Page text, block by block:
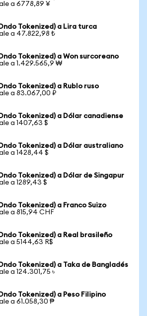
a 6778,89 ¥
Tokenized) a Lira turca
a 47.822,98 ₺
Tokenized) a Won surcoreano
a 1.429.565,9 ₩
Tokenized) a Rublo ruso
a 83.067,00 ₽
Tokenized) a Dólar canadiense
a 1407,63 $
Tokenized) a Dólar australiano
a 1428,44 $
Tokenized) a Dólar de Singapur
a 1289,43 $
Tokenized) a Franco Suizo
a 815,94 CHF
Tokenized) a Real brasileño
a 5144,63 R$
Tokenized) a Taka de Bangladés
a 124.301,75 ৳
Tokenized) a Peso Filipino
a 61.058,30 ₱